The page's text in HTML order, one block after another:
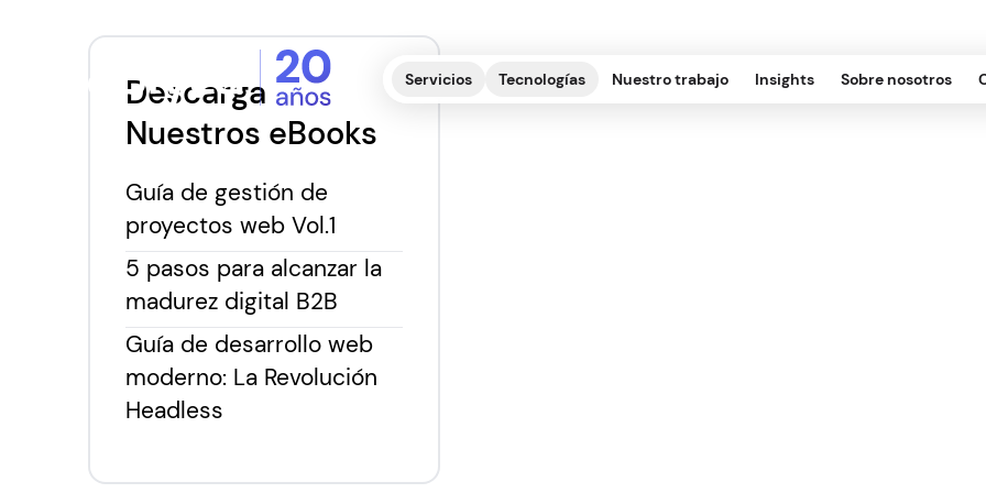
Servicios Tecnologías Nuestro trabajo Insights Sobre nosotros
Descarga
Nuestros eBooks
Guía de gestión de
proyectos web Vol.1
5 pasos para alcanzar la
madurez digital B2B
Guía de desarrollo web
moderno: La Revolución
Headless